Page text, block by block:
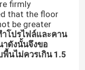
firmly
that the floor
be greater
โปรไฟล์และคาน
าดังนั้นจึงขอ
นไม่ควรเกิน 1.5